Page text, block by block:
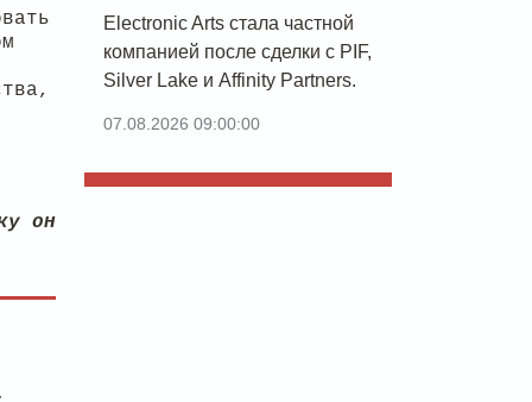
он
Electronic Arts стала частной
компанией после сделки с PIF,
Silver Lake и Affinity Partners.
07.08.2026 09:00:00